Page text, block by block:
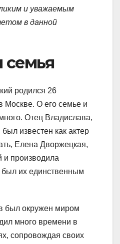
и уважаемым
в данной
семья
родился 26
Москве. О его семье и
Отец Владислава,
известен как актер
Елена Дворжецкая,
и производила
их единственным
был окружен миром
много времени в
сопровождая своих